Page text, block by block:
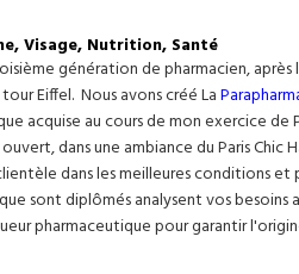
Visage, Nutrition, Santé
génération de pharmacien,
Eiffel. Nous avons créé La
acquise au cours de mon exercice de
dans une ambiance du Paris Chic
dans les meilleures conditions
sont diplômés analysent vos besoins
pharmaceutique pour garantir